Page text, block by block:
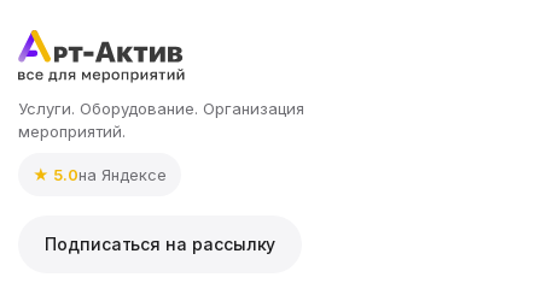
Услуги. Оборудование. Организация
мероприятий.
★ 5.0на Яндексе
Подписаться на рассылку